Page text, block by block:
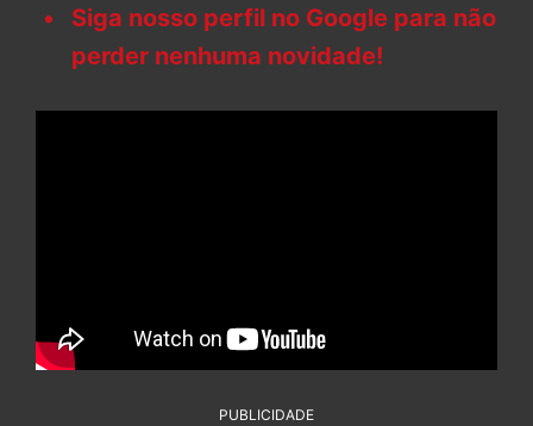
Siga nosso perfil no Google para não
perder nenhuma novidade!
PUBLICIDADE